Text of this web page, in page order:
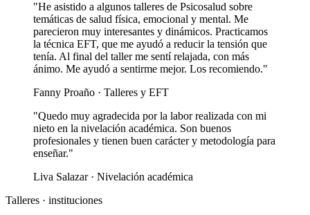
"He asistido a algunos talleres de Psicosalud sobre
temáticas de salud física, emocional y mental. Me
parecieron muy interesantes y dinámicos. Practicamos
la técnica EFT, que me ayudó a reducir la tensión que
tenía. Al final del taller me sentí relajada, con más
ánimo. Me ayudó a sentirme mejor. Los recomiendo."
Fanny Proaño · Talleres y EFT
"Quedo muy agradecida por la labor realizada con mi
nieto en la nivelación académica. Son buenos
profesionales y tienen buen carácter y metodología para
enseñar."
Liva Salazar · Nivelación académica
Talleres · instituciones